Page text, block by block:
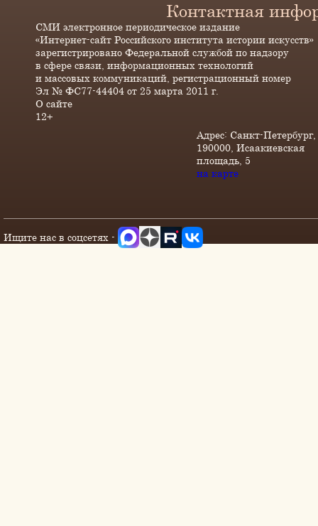
Контактная
СМИ электронное периодическое издание
«Интернет-сайт Российского института истории искусств»
зарегистрировано Федеральной службой по надзору
в сфере связи, информационных технологий
и массовых коммуникаций, регистрационный номер
Эл № ФС77-44404 от 25 марта 2011 г.
О сайте
12+
Адрес: Санкт-Петербург,
190000, Исаакиевская
площадь, 5
на карте
Ищите нас в соцсетях -